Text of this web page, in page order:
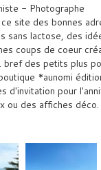
- Photographe
site des bonnes
sans lactose, des
coups de coeur
bref des petits plus
*aunomi
d'invitation pour
ou des affiches déco.